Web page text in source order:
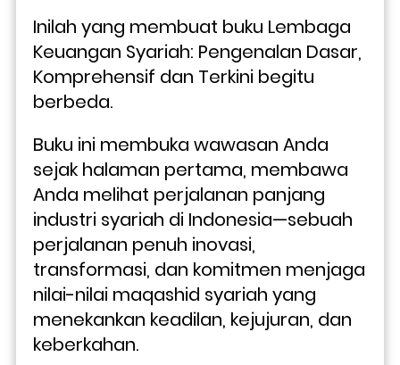
Inilah yang membuat buku Lembaga
Keuangan Syariah: Pengenalan Dasar,
Komprehensif dan Terkini begitu
berbeda.
Buku ini membuka wawasan Anda
sejak halaman pertama, membawa
Anda melihat perjalanan panjang
industri syariah di Indonesia—sebuah
perjalanan penuh inovasi,
transformasi, dan komitmen menjaga
nilai-nilai maqashid syariah yang
menekankan keadilan, kejujuran, dan
keberkahan.